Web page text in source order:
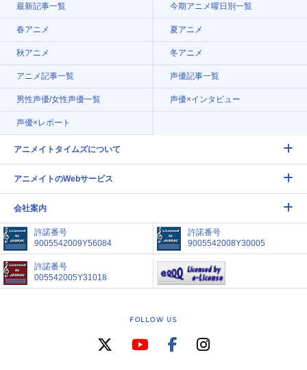
最新記事一覧 今期アニメ曜日別一覧
春アニメ 夏アニメ
秋アニメ 冬アニメ
アニメ記事一覧 声優記事一覧
男性声優/女性声優一覧 声優×インタビュー
声優×レポート
アニメイトタイムズについて
アニメイトのWebサービス
会社案内
許諾番号
9005542009Y56084
許諾番号
9005542008Y30005
許諾番号
005542005Y31018
FOLLOW US